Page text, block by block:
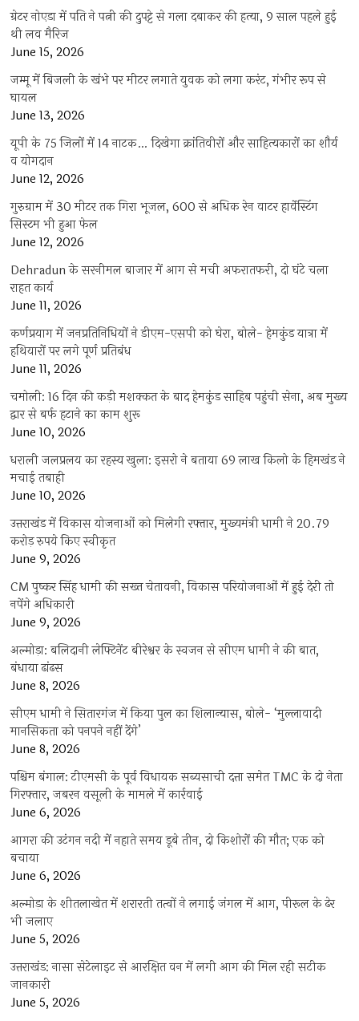
ग्रेटर नोएडा में पति ने पत्नी की दुपट्टे से गला दबाकर की हत्या, 9 साल पहले हुई
थी लव मैरिज
June 15, 2026
जम्मू में बिजली के खंभे पर मीटर लगाते युवक को लगा करंट, गंभीर रूप से
घायल
June 13, 2026
यूपी के 75 जिलों में 14 नाटक… दिखेगा क्रांतिवीरों और साहित्यकारों का शौर्य
व योगदान
June 12, 2026
गुरुग्राम में 30 मीटर तक गिरा भूजल, 600 से अधिक रेन वाटर हार्वेस्टिंग
सिस्टम भी हुआ फेल
June 12, 2026
Dehradun के सरनीमल बाजार में आग से मची अफरातफरी, दो घंटे चला
राहत कार्य
June 11, 2026
कर्णप्रयाग में जनप्रतिनिधियों ने डीएम-एसपी को घेरा, बोले- हेमकुंड यात्रा में
हथियारों पर लगे पूर्ण प्रतिबंध
June 11, 2026
चमोली: 16 दिन की कड़ी मशक्कत के बाद हेमकुंड साहिब पहुंची सेना, अब मुख्य
द्वार से बर्फ हटाने का काम शुरू
June 10, 2026
धराली जलप्रलय का रहस्य खुला: इसरो ने बताया 69 लाख किलो के हिमखंड ने
मचाई तबाही
June 10, 2026
उत्तराखंड में विकास योजनाओं को मिलेगी रफ्तार, मुख्यमंत्री धामी ने 20.79
करोड़ रुपये किए स्वीकृत
June 9, 2026
CM पुष्कर सिंह धामी की सख्त चेतावनी, विकास परियोजनाओं में हुई देरी तो
नपेंगे अधिकारी
June 9, 2026
अल्मोड़ा: बलिदानी लेफ्टिनेंट बीरेश्वर के स्वजन से सीएम धामी ने की बात,
बंधाया ढांढस
June 8, 2026
सीएम धामी ने सितारगंज में किया पुल का शिलान्यास, बोले- ‘मुल्लावादी
मानसिकता को पनपने नहीं देंगे’
June 8, 2026
पश्चिम बंगाल: टीएमसी के पूर्व विधायक सब्यसाची दत्ता समेत TMC के दो नेता
गिरफ्तार, जबरन वसूली के मामले में कार्रवाई
June 6, 2026
आगरा की उटंगन नदी में नहाते समय डूबे तीन, दो किशोरों की मौत; एक को
बचाया
June 6, 2026
अल्मोड़ा के शीतलाखेत में शरारती तत्वों ने लगाई जंगल में आग, पीरूल के ढेर
भी जलाए
June 5, 2026
उत्तराखंड: नासा सेटेलाइट से आरक्षित वन में लगी आग की मिल रही सटीक
जानकारी
June 5, 2026